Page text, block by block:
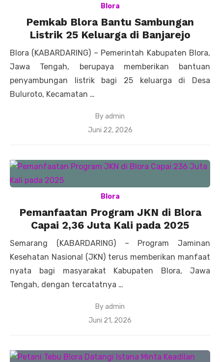
Blora
Pemkab Blora Bantu Sambungan
Listrik 25 Keluarga di Banjarejo
Blora (KABARDARING) – Pemerintah Kabupaten Blora,
Jawa Tengah, berupaya memberikan bantuan
penyambungan listrik bagi 25 keluarga di Desa
Buluroto, Kecamatan …
By admin
Posted
Juni 22, 2026
Blora
Pemanfaatan Program JKN di Blora
Capai 2,36 Juta Kali pada 2025
Semarang (KABARDARING) – Program Jaminan
Kesehatan Nasional (JKN) terus memberikan manfaat
nyata bagi masyarakat Kabupaten Blora, Jawa
Tengah, dengan tercatatnya …
By admin
Posted
Juni 21, 2026